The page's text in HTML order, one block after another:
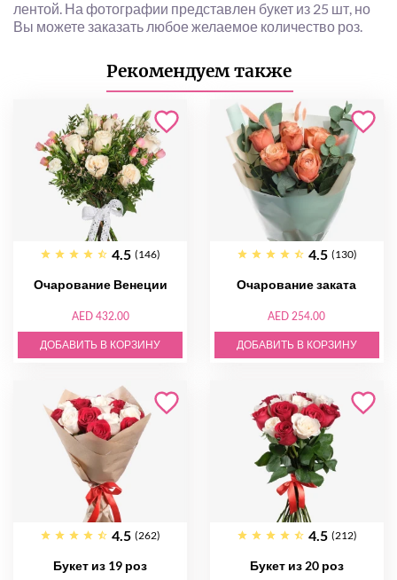
лентой. На фотографии представлен букет из 25 шт, но
Вы можете заказать любое желаемое количество роз.
Рекомендуем также
4.5 (146)
Очарование Венеции
AED 432.00
ДОБАВИТЬ В КОРЗИНУ
4.5 (130)
Очарование заката
AED 254.00
ДОБАВИТЬ В КОРЗИНУ
4.5 (262)
Букет из 19 роз
4.5 (212)
Букет из 20 роз